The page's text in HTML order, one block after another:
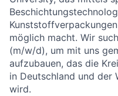
möglich macht. Wir
(m/w/d), um mit uns
aufzubauen, das die
in Deutschland und der
wird.